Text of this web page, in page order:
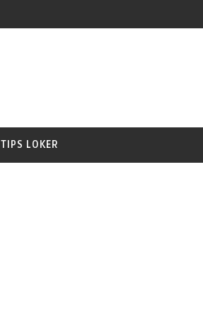
TIPS LOKER